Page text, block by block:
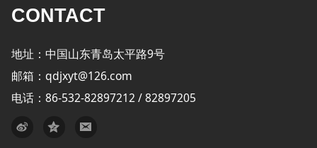
CONTACT
地址：中国山东青岛太平路9号
邮箱：qdjxyt@126.com
电话：86-532-82897212 / 82897205